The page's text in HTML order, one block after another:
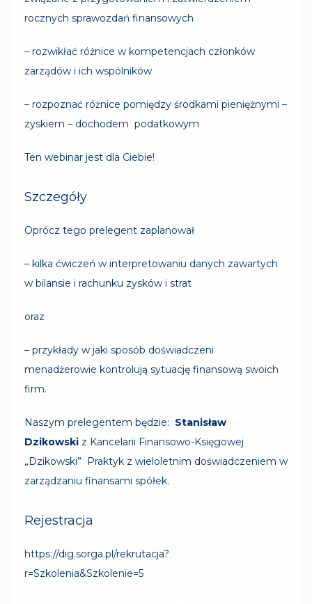
rocznych sprawozdań finansowych
– rozwikłać różnice w kompetencjach członków
zarządów i ich wspólników
– rozpoznać różnice pomiędzy środkami pieniężnymi –
zyskiem – dochodem podatkowym
Ten webinar jest dla Ciebie!
Szczegóły
Oprócz tego prelegent zaplanował
– kilka ćwiczeń w interpretowaniu danych zawartych
w bilansie i rachunku zysków i strat
oraz
– przykłady w jaki sposób doświadczeni
menadżerowie kontrolują sytuację finansową swoich
firm.
Naszym prelegentem będzie: Stanisław
Dzikowski z Kancelarii Finansowo-Księgowej
„Dzikowski” Praktyk z wieloletnim doświadczeniem w
zarządzaniu finansami spółek.
Rejestracja
https://dig.sorga.pl/rekrutacja?
r=Szkolenia&Szkolenie=5